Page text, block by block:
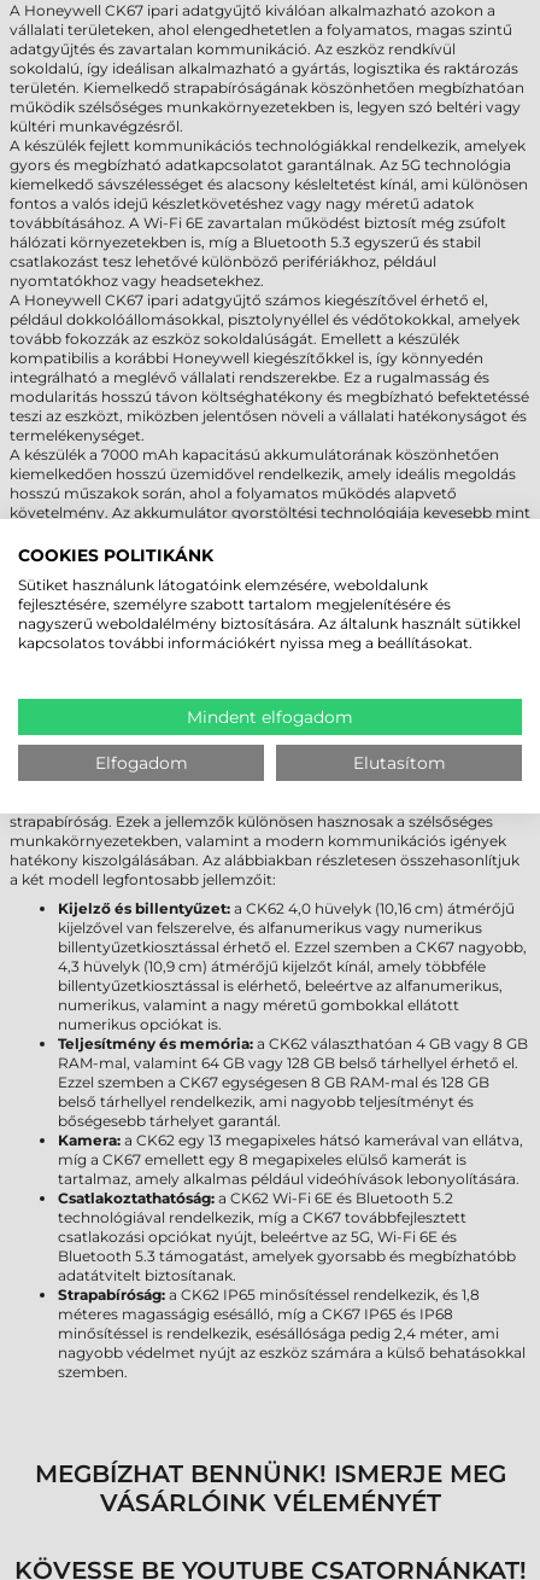
A Honeywell CK67 ipari adatgyűjtő kiválóan alkalmazható azokon a
vállalati területeken, ahol elengedhetetlen a folyamatos, magas szintű
adatgyűjtés és zavartalan kommunikáció. Az eszköz rendkívül
sokoldalú, így ideálisan alkalmazható a gyártás, logisztika és raktározás
területén. Kiemelkedő strapabíróságának köszönhetően megbízhatóan
működik szélsőséges munkakörnyezetekben is, legyen szó beltéri vagy
kültéri munkavégzésről.
A készülék fejlett kommunikációs technológiákkal rendelkezik, amelyek
gyors és megbízható adatkapcsolatot garantálnak. Az 5G technológia
kiemelkedő sávszélességet és alacsony késleltetést kínál, ami különösen
fontos a valós idejű készletkövetéshez vagy nagy méretű adatok
továbbításához. A Wi-Fi 6E zavartalan működést biztosít még zsúfolt
hálózati környezetekben is, míg a Bluetooth 5.3 egyszerű és stabil
csatlakozást tesz lehetővé különböző perifériákhoz, például
nyomtatókhoz vagy headsetekhez.
A Honeywell CK67 ipari adatgyűjtő számos kiegészítővel érhető el,
például dokkolóállomásokkal, pisztolynyéllel és védőtokokkal, amelyek
tovább fokozzák az eszköz sokoldalúságát. Emellett a készülék
kompatibilis a korábbi Honeywell kiegészítőkkel is, így könnyedén
integrálható a meglévő vállalati rendszerekbe. Ez a rugalmasság és
modularitás hosszú távon költséghatékony és megbízható befektetéssé
teszi az eszközt, miközben jelentősen növeli a vállalati hatékonyságot és
termelékenységet.
A készülék a 7000 mAh kapacitású akkumulátorának köszönhetően
kiemelkedően hosszú üzemidővel rendelkezik, amely ideális megoldás
hosszú műszakok során, ahol a folyamatos működés alapvető
követelmény. Az akkumulátor gyorstöltési technológiája kevesebb mint
az állásidőt. További előnye a hotswap funkció, amely lehetővé teszi az
nélkül folytatható a munkavégzés, még intenzív használat mellett is.
HONEYWELL CK67 VS. HONEYWELL
A Honeywell CK67 és CK62 ipari adatgyűjtők kiemelkedő
strapabíróságukkal, valamint fejlett hardveres és szoftveres
felszereltségükkel egyaránt kiválóan alkalmasak raktári és logisztikai
alkalmazásokhoz. A Honeywell CK67 ipari adatgyűjtő azonban számos
továbbfejlesztett funkcióval rendelkezik, mint például fejlettebb
strapabíróság. Ezek a jellemzők különösen hasznosak a szélsőséges
munkakörnyezetekben, valamint a modern kommunikációs igények
hatékony kiszolgálásában. Az alábbiakban részletesen összehasonlítjuk
a két modell legfontosabb jellemzőit:
Kijelző és billentyűzet: a CK62 4,0 hüvelyk (10,16 cm) átmérőjű
kijelzővel van felszerelve, és alfanumerikus vagy numerikus
billentyűzetkiosztással érhető el. Ezzel szemben a CK67 nagyobb,
4,3 hüvelyk (10,9 cm) átmérőjű kijelzőt kínál, amely többféle
billentyűzetkiosztással is elérhető, beleértve az alfanumerikus,
numerikus, valamint a nagy méretű gombokkal ellátott
numerikus opciókat is.
Teljesítmény és memória: a CK62 választhatóan 4 GB vagy 8 GB
RAM-mal, valamint 64 GB vagy 128 GB belső tárhellyel érhető el.
Ezzel szemben a CK67 egységesen 8 GB RAM-mal és 128 GB
belső tárhellyel rendelkezik, ami nagyobb teljesítményt és
bőségesebb tárhelyet garantál.
Kamera: a CK62 egy 13 megapixeles hátsó kamerával van ellátva,
míg a CK67 emellett egy 8 megapixeles elülső kamerát is
tartalmaz, amely alkalmas például videóhívások lebonyolítására.
Csatlakoztathatóság: a CK62 Wi-Fi 6E és Bluetooth 5.2
technológiával rendelkezik, míg a CK67 továbbfejlesztett
csatlakozási opciókat nyújt, beleértve az 5G, Wi-Fi 6E és
Bluetooth 5.3 támogatást, amelyek gyorsabb és megbízhatóbb
adatátvitelt biztosítanak.
Strapabíróság: a CK62 IP65 minősítéssel rendelkezik, és 1,8
méteres magasságig esésálló, míg a CK67 IP65 és IP68
minősítéssel is rendelkezik, esésállósága pedig 2,4 méter, ami
nagyobb védelmet nyújt az eszköz számára a külső behatásokkal
szemben.
MEGBÍZHAT BENNÜNK! ISMERJE MEG
VÁSÁRLÓINK VÉLEMÉNYÉT
KÖVESSE BE YOUTUBE CSATORNÁNKAT!
COOKIES POLITIKÁNK
Sütiket használunk látogatóink elemzésére, weboldalunk
fejlesztésére, személyre szabott tartalom megjelenítésére és
nagyszerű weboldalélmény biztosítására. Az általunk használt sütikkel
kapcsolatos további információkért nyissa meg a beállításokat.
Mindent elfogadom
Elfogadom Elutasítom